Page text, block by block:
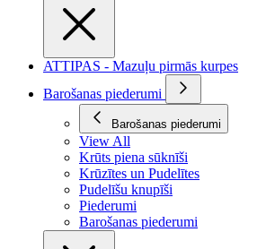
ATTIPAS - Mazuļu pirmās kurpes
Barošanas piederumi
Barošanas piederumi
View All
Krūts piena sūknīši
Krūzītes un Pudelītes
Pudelīšu knupīši
Piederumi
Barošanas piederumi